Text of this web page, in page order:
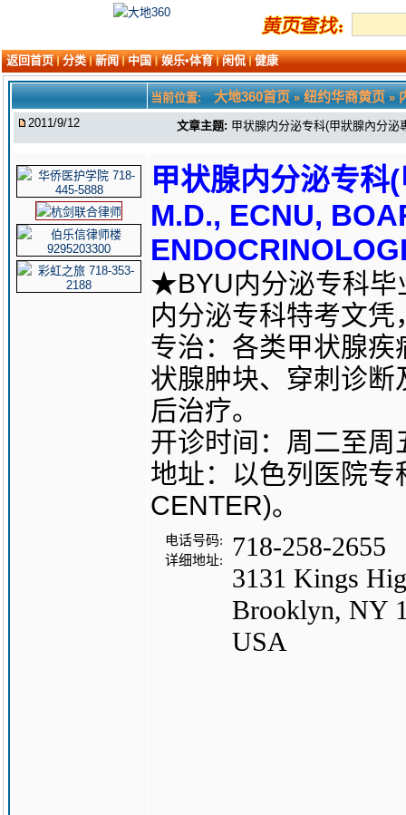
返回首页 分类 新闻 中国 娱乐•体育 闲侃 健康
当前位置: 大地360首页»纽约华商黄页»
2011/9/12 文章主题: 甲状腺内分泌专科(甲狀腺內分
甲状腺内分泌专科
M.D., ECNU,
★BYU内分泌专科毕
内分泌专科特考文
专治：各类甲状腺
状腺肿块、穿刺诊
后治疗。
开诊时间：周二至
地址：以色列医院
CENTER)。
电话号码:
详细地址:
718-258-2655
3131 Kings
Brooklyn, NY
USA